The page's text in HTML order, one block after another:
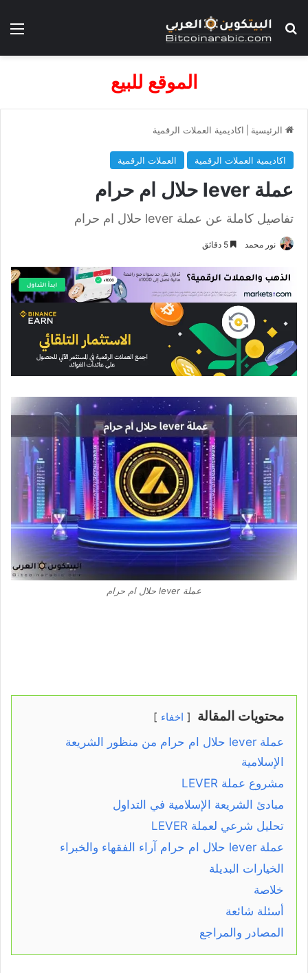
بحث عن
الموقع للبيع
الرئيسية اكاديمية العملات الرقمية
اكاديمية العملات الرقمية العملات الرقمية
عملة lever حلال ام حرام
تفاصيل كاملة عن عملة lever حلال ام حرام
نور محمد
عملة lever حلال ام حرام
محتويات المقالة اخفاء
عملة lever حلال ام حرام من منظور الشريعة
الإسلامية
مشروع عملة LEVER
مبادئ الشريعة الإسلامية في التداول
تحليل شرعي لعملة LEVER
عملة lever حلال ام حرام آراء الفقهاء والخبراء
الخيارات البديلة
خلاصة
أسئلة شائعة
المصادر والمراجع